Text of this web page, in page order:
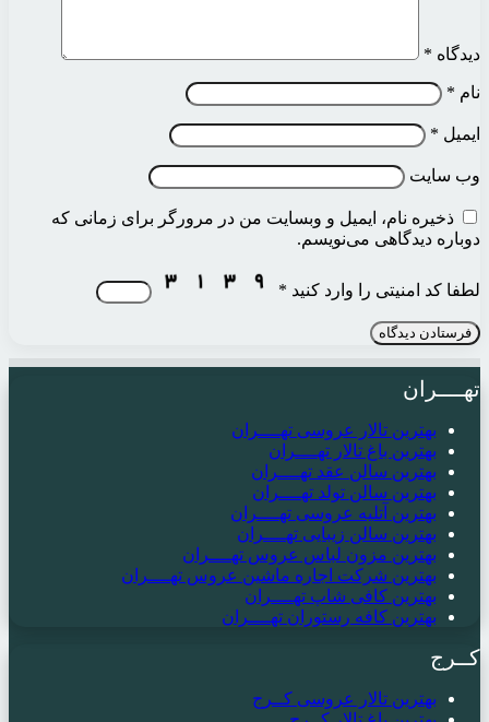
دیدگاه *
نام *
ایمیل *
وب‌ سایت
ذخیره نام، ایمیل و وبسایت من در مرورگر برای زمانی که
دوباره دیدگاهی می‌نویسم.
لطفا کد امنیتی را وارد کنید *
تهــــران
بهترین تالار عروسی تهــــران
بهترین باغ تالار تهــــران
بهترین سالن عقد تهــــران
بهترین سالن تولد تهــــران
بهترین آتلیه عروسی تهــــران
بهترین سالن زیبایی تهــــران
بهترین مزون لباس عروس تهــــران
بهترین شرکت اجاره ماشین عروس تهــــران
بهترین کافی شاپ تهــــران
بهترین کافه رستوران تهــــران
کــرج
بهترین تالار عروسی کــرج